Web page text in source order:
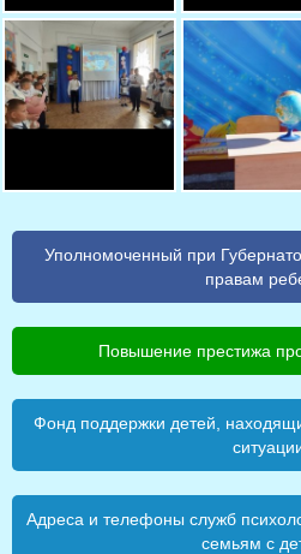
Уполномоченный при
правам
Повышение престижа
Фонд поддержки детей,
Адреса и телефоны служб
семьям с